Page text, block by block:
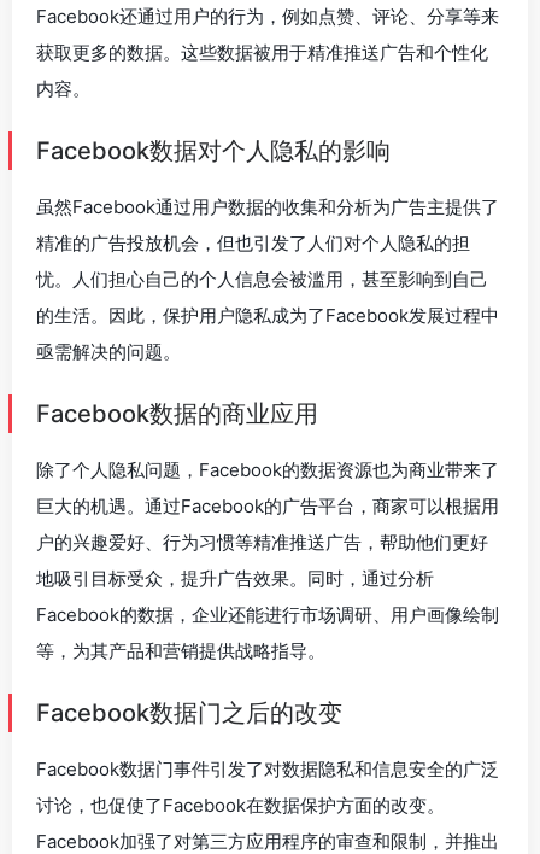
Facebook还通过用户的行为，例如点赞、评论、分享等来
获取更多的数据。这些数据被用于精准推送广告和个性化
内容。
Facebook数据对个人隐私的影响
虽然Facebook通过用户数据的收集和分析为广告主提供了
精准的广告投放机会，但也引发了人们对个人隐私的担
忧。人们担心自己的个人信息会被滥用，甚至影响到自己
的生活。因此，保护用户隐私成为了Facebook发展过程中
亟需解决的问题。
Facebook数据的商业应用
除了个人隐私问题，Facebook的数据资源也为商业带来了
巨大的机遇。通过Facebook的广告平台，商家可以根据用
户的兴趣爱好、行为习惯等精准推送广告，帮助他们更好
地吸引目标受众，提升广告效果。同时，通过分析
Facebook的数据，企业还能进行市场调研、用户画像绘制
等，为其产品和营销提供战略指导。
Facebook数据门之后的改变
Facebook数据门事件引发了对数据隐私和信息安全的广泛
讨论，也促使了Facebook在数据保护方面的改变。
Facebook加强了对第三方应用程序的审查和限制，并推出